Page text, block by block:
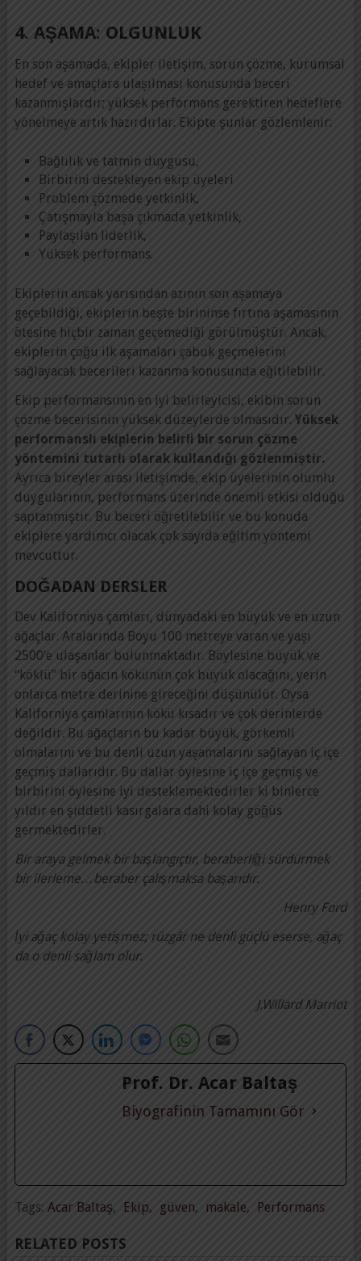
4. AŞAMA: OLGUNLUK
En son aşamada, ekipler iletişim, sorun çözme, kurumsal
hedef ve amaçlara ulaşılması konusunda beceri
kazanmışlardır; yüksek performans gerektiren hedeflere
yönelmeye artık hazırdırlar. Ekipte şunlar gözlemlenir:
Bağlılık ve tatmin duygusu,
Birbirini destekleyen ekip üyeleri
Problem çözmede yetkinlik,
Çatışmayla başa çıkmada yetkinlik,
Paylaşılan liderlik,
Yüksek performans.
Ekiplerin ancak yarısından azının son aşamaya
geçebildiği, ekiplerin beşte birininse fırtına aşamasının
ötesine hiçbir zaman geçemediği görülmüştür. Ancak,
ekiplerin çoğu ilk aşamaları çabuk geçmelerini
sağlayacak becerileri kazanma konusunda eğitilebilir.
Ekip performansının en iyi belirleyicisi, ekibin sorun
çözme becerisinin yüksek düzeylerde olmasıdır. Yüksek
performanslı ekiplerin belirli bir sorun çözme
yöntemini tutarlı olarak kullandığı gözlenmiştir.
Ayrıca bireyler arası iletişimde, ekip üyelerinin olumlu
duygularının, performans üzerinde önemli etkisi olduğu
saptanmıştır. Bu beceri öğretilebilir ve bu konuda
ekiplere yardımcı olacak çok sayıda eğitim yöntemi
mevcuttur.
DOĞADAN DERSLER
Dev Kaliforniya çamları, dünyadaki en büyük ve en uzun
ağaçlar. Aralarında Boyu 100 metreye varan ve yaşı
2500’e ulaşanlar bulunmaktadır. Böylesine büyük ve
“köklü” bir ağacın kökünün çok büyük olacağını, yerin
onlarca metre derinine gireceğini düşünülür. Oysa
Kaliforniya çamlarının kökü kısadır ve çok derinlerde
değildir. Bu ağaçların bu kadar büyük, görkemli
olmalarını ve bu denli uzun yaşamalarını sağlayan iç içe
geçmiş dallarıdır. Bu dallar öylesine iç içe geçmiş ve
birbirini öylesine iyi desteklemektedirler ki binlerce
yıldır en şiddetli kasırgalara dahi kolay göğüs
germektedirler.
Bir araya gelmek bir başlangıçtır, beraberliği sürdürmek
bir ilerleme…beraber çalışmaksa başarıdır.
Henry Ford
İyi ağaç kolay yetişmez; rüzgâr ne denli güçlü eserse, ağaç
da o denli sağlam olur.
J.Willard Marriot
Prof. Dr. Acar Baltaş
Biyografinin Tamamını Gör
Tags: Acar Baltaş, Ekip, güven, makale, Performans
RELATED POSTS